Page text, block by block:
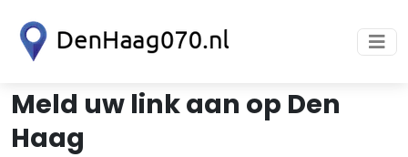
Meld uw link aan op Den
Haag